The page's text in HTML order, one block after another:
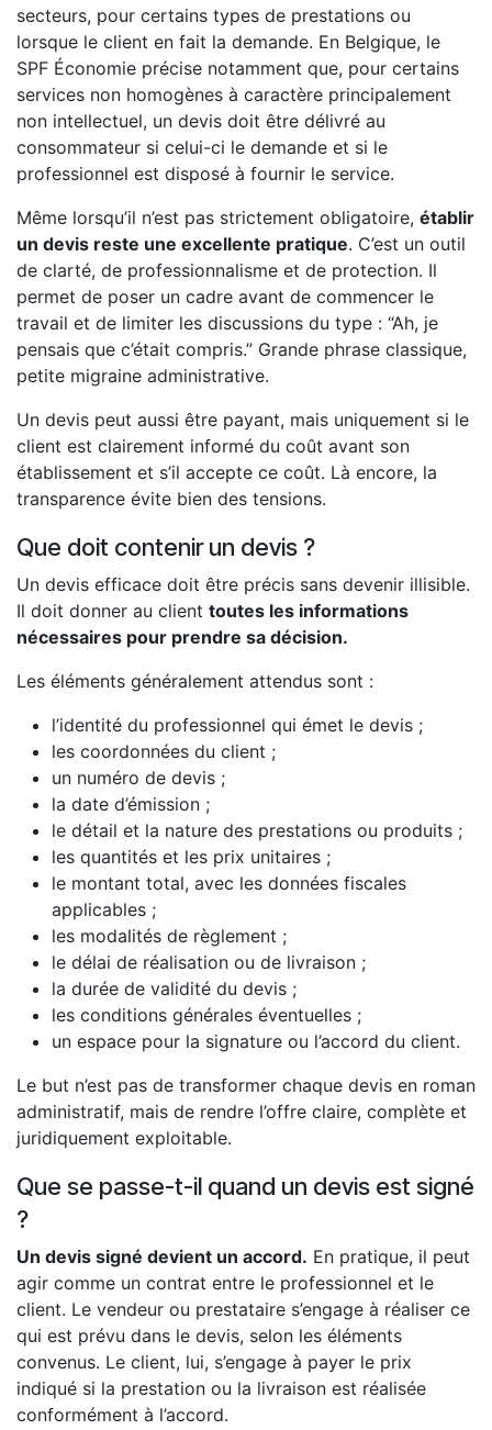
secteurs, pour certains types de prestations ou
lorsque le client en fait la demande. En Belgique, le
SPF Économie précise notamment que, pour certains
services non homogènes à caractère principalement
non intellectuel, un devis doit être délivré au
consommateur si celui-ci le demande et si le
professionnel est disposé à fournir le service.
Même lorsqu’il n’est pas strictement obligatoire, établir
un devis reste une excellente pratique. C’est un outil
de clarté, de professionnalisme et de protection. Il
permet de poser un cadre avant de commencer le
travail et de limiter les discussions du type : “Ah, je
pensais que c’était compris.” Grande phrase classique,
petite migraine administrative.
Un devis peut aussi être payant, mais uniquement si le
client est clairement informé du coût avant son
établissement et s’il accepte ce coût. Là encore, la
transparence évite bien des tensions.
Que doit contenir un devis ?
Un devis efficace doit être précis sans devenir illisible.
Il doit donner au client toutes les informations
nécessaires pour prendre sa décision.
Les éléments généralement attendus sont :
l’identité du professionnel qui émet le devis ;
les coordonnées du client ;
un numéro de devis ;
la date d’émission ;
le détail et la nature des prestations ou produits ;
les quantités et les prix unitaires ;
le montant total, avec les données fiscales
applicables ;
les modalités de règlement ;
le délai de réalisation ou de livraison ;
la durée de validité du devis ;
les conditions générales éventuelles ;
un espace pour la signature ou l’accord du client.
Le but n’est pas de transformer chaque devis en roman
administratif, mais de rendre l’offre claire, complète et
juridiquement exploitable.
Que se passe-t-il quand un devis est signé
?
Un devis signé devient un accord. En pratique, il peut
agir comme un contrat entre le professionnel et le
client. Le vendeur ou prestataire s’engage à réaliser ce
qui est prévu dans le devis, selon les éléments
convenus. Le client, lui, s’engage à payer le prix
indiqué si la prestation ou la livraison est réalisée
conformément à l’accord.